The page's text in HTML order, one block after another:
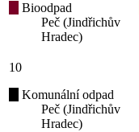
Bioodpad
Peč (Jindřichův
Hradec)
10
Komunální odpad
Peč (Jindřichův
Hradec)